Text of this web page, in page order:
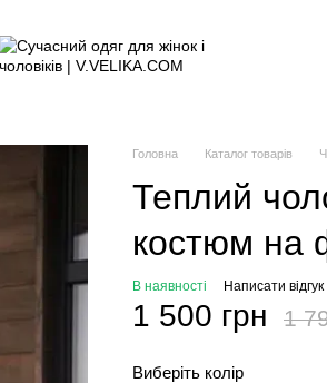
Головна Каталог товарів
Теплий
костюм на
В наявності Написати відгук
1 500 грн 1
Виберіть колір